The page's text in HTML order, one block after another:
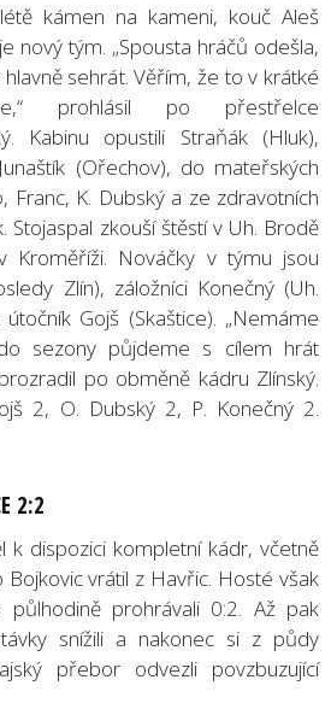
kámen na kameni, kouč Aleš
nový tým. „Spousta hráčů odešla,
sehrát. Věřím, že to v krátké
prohlásil po přestřelce
Kabinu opustili Straňák (Hluk),
(Ořechov), do mateřských
Franc, K. Dubský a ze zdravotních
Stojaspal zkouší štěstí v Uh. Brodě
Kroměříži. Nováčky v týmu jsou
Zlín), záložníci Konečný (Uh.
Gojš (Skaštice). „Nemáme
sezony půjdeme s cílem hrát
po obměně kádru Zlínský.
2, O. Dubský 2, P. Konečný 2.
2:2
k dispozici kompletní kádr, včetně
Bojkovic vrátil z Havřic. Hosté však
prohrávali 0:2. Až pak
snížili a nakonec si z půdy
přebor odvezli povzbuzující